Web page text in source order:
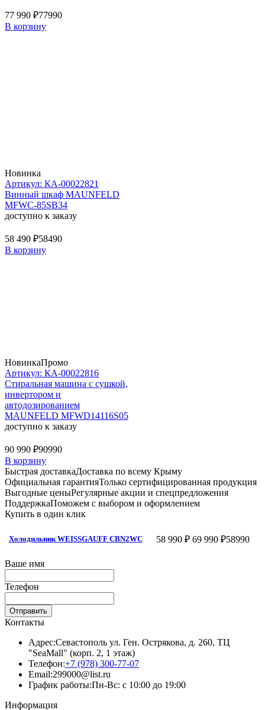
77 990 ₽77990
В корзину
Новинка
Артикул: КА-00022821
Винный шкаф MAUNFELD
MFWC-85SB34
доступно к заказу
58 490 ₽58490
В корзину
НовинкаПромо
Артикул: КА-00022816
Стиральная машина c сушкой,
инвертором и
автодозированием
MAUNFELD MFWD14116S05
доступно к заказу
90 990 ₽90990
В корзину
Быстрая доставкаДоставка по всему Крыму
Официальная гарантияТолько сертифицированная продукция
Выгодные ценыРегулярные акции и спецпредложения
ПоддержкаПоможем с выбором и оформлением
Купить в один клик
Холодильник WEISSGAUFF CBN2WC 58 990 ₽ 69 990 ₽58990
Ваше имя
Телефон
Отправить
Контакты
Адрес:Севастополь ул. Ген. Острякова, д. 260, ТЦ
"SeaMall" (корп. 2, 1 этаж)
Телефон:+7 (978) 300-77-07
Email:299000@list.ru
График работы:Пн-Вс: с 10:00 до 19:00
Информация